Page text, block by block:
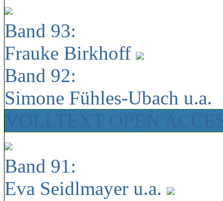
Band 93:
Frauke Birkhoff
Band 92:
Simone Fühles-Ubach u.a.
Band 91:
Eva Seidlmayer u.a.